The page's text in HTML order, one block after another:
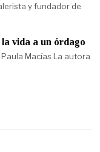
y fundador de
vida a un órdago
Macías La autora